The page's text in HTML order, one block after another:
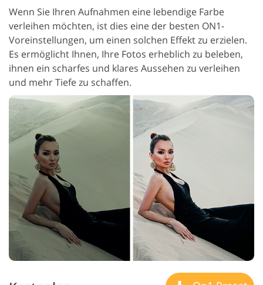
Wenn Sie Ihren Aufnahmen eine lebendige Farbe
verleihen möchten, ist dies eine der besten ON1-
Voreinstellungen, um einen solchen Effekt zu erzielen.
Es ermöglicht Ihnen, Ihre Fotos erheblich zu beleben,
ihnen ein scharfes und klares Aussehen zu verleihen
und mehr Tiefe zu schaffen.